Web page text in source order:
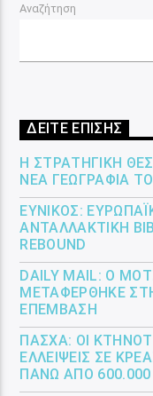
Αναζήτηση
ΔΕΙΤΕ ΕΠΙΣΗΣ
Η ΣΤΡΑΤΗΓΙΚΉ
ΝΈΑ ΓΕΩΓΡΑΦΊΑ
ΕΎΝΙΚΟΣ:
ΑΝΤΑΛΛΑΚΤΙΚΉ
REBOUND
DAILY MAIL: Ο
ΜΕΤΑΦΈΡΘΗΚΕ
ΕΠΈΜΒΑΣΗ
ΠΆΣΧΑ: ΟΙ
ΕΛΛΕΊΨΕΙΣ ΣΕ
ΠΆΝΩ ΑΠΌ